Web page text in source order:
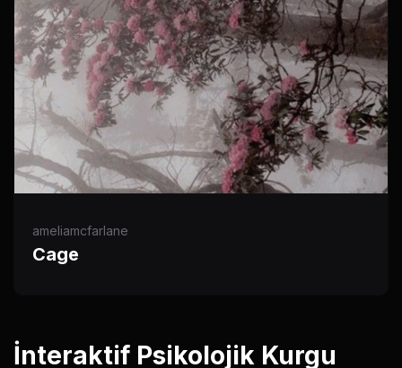
ameliamcfarlane
Cage
İnteraktif Psikolojik Kurgu